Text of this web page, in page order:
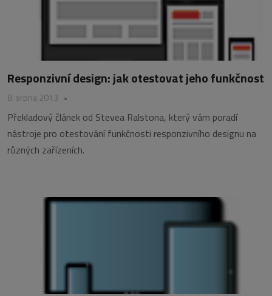
Responzivní design: jak otestovat jeho funkčnost
8. srpna 2013 •
Překladový článek od Stevea Ralstona, který vám poradí
nástroje pro otestování funkčnosti responzivního designu na
různých zařízeních.